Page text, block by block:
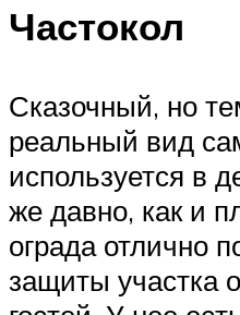
Частокол
Сказочный, но
реальный вид
используется в
же давно, как и
ограда отлично
защиты участка